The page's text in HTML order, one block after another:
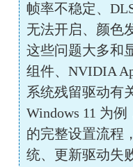
帧率不稳定、
无法开启、颜色
这些问题大多和
组件、NVIDIA
系统残留驱动有
Windows 11 为
的完整设置流程
统、更新驱动失